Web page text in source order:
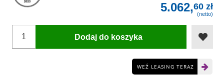
5.062,60 zł
(netto)
Dodaj do koszyka
WEŹ LEASING TERAZ